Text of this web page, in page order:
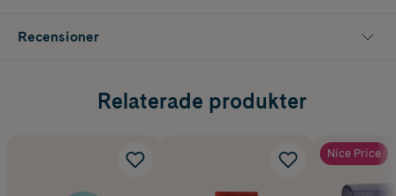
Recensioner
Relaterade produkter
Nice Price